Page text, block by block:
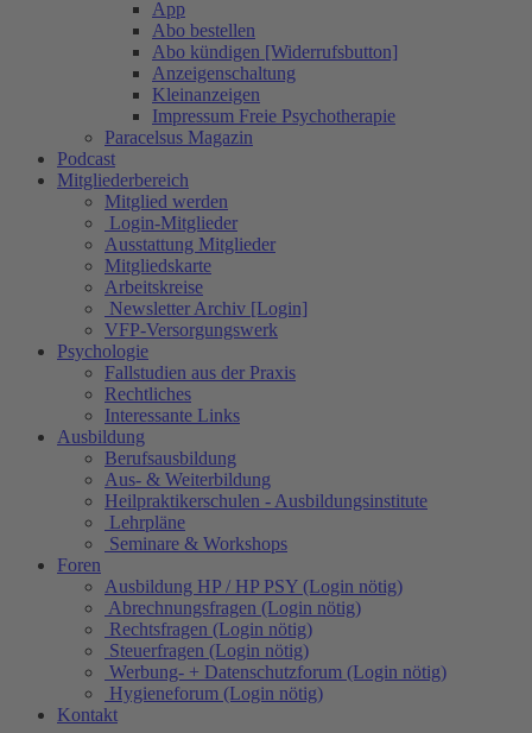
App
Abo bestellen
Abo kündigen [Widerrufsbutton]
Anzeigenschaltung
Kleinanzeigen
Impressum Freie Psychotherapie
Paracelsus Magazin
Podcast
Mitgliederbereich
Mitglied werden
Login-Mitglieder
Ausstattung Mitglieder
Mitgliedskarte
Arbeitskreise
Newsletter Archiv [Login]
VFP-Versorgungswerk
Psychologie
Fallstudien aus der Praxis
Rechtliches
Interessante Links
Ausbildung
Berufsausbildung
Aus- & Weiterbildung
Heilpraktikerschulen - Ausbildungsinstitute
Lehrpläne
Seminare & Workshops
Foren
Ausbildung HP / HP PSY (Login nötig)
Abrechnungsfragen (Login nötig)
Rechtsfragen (Login nötig)
Steuerfragen (Login nötig)
Werbung- + Datenschutzforum (Login nötig)
Hygieneforum (Login nötig)
Kontakt